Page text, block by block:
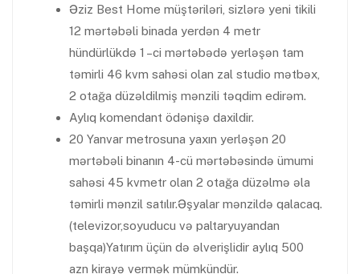
Əziz Best Home müştəriləri, sizlərə yeni tikili
12 mərtəbəli binada yerdən 4 metr
hündürlükdə 1 –ci mərtəbədə yerləşən tam
təmirli 46 kvm sahəsi olan zal studio mətbəx,
2 otağa düzəldilmiş mənzili təqdim edirəm.
Aylıq komendant ödənişə daxildir.
20 Yanvar metrosuna yaxın yerləşən 20
mərtəbəli binanın 4-cü mərtəbəsində ümumi
sahəsi 45 kvmetr olan 2 otağa düzəlmə əla
təmirli mənzil satılır.Əşyalar mənzildə qalacaq.
(televizor,soyuducu və paltaryuyandan
başqa)Yatırım üçün də əlverişlidir aylıq 500
azn kirayə vermək mümkündür.